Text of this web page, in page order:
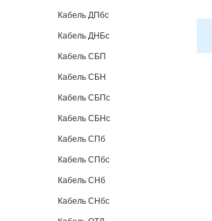
Кабель ДПбс
Кабель ДНБс
Кабель СБП
Кабель СБН
Кабель СБПс
Кабель СБНс
Кабель СПб
Кабель СПбс
Кабель СНб
Кабель СНбс